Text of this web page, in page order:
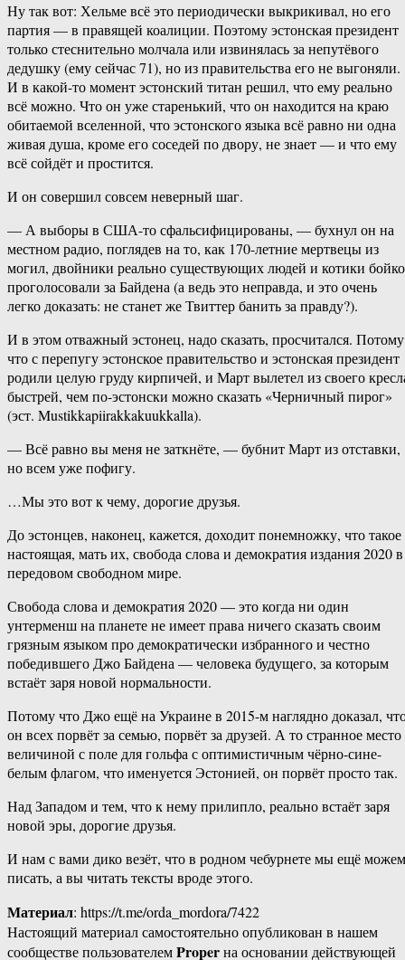
Ну так вот: Хельме всё это периодически выкрикивал, но его
партия — в правящей коалиции. Поэтому эстонская президент
только стеснительно молчала или извинялась за непутёвого
дедушку (ему сейчас 71), но из правительства его не выгоняли.
И в какой-то момент эстонский титан решил, что ему реально
всё можно. Что он уже старенький, что он находится на краю
обитаемой вселенной, что эстонского языка всё равно ни одна
живая душа, кроме его соседей по двору, не знает — и что ему
всё сойдёт и простится.
И он совершил совсем неверный шаг.
— А выборы в США-то сфальсифицированы, — бухнул он на
местном радио, поглядев на то, как 170-летние мертвецы из
могил, двойники реально существующих людей и котики бойко
проголосовали за Байдена (а ведь это неправда, и это очень
легко доказать: не станет же Твиттер банить за правду?).
И в этом отважный эстонец, надо сказать, просчитался. Потому
что с перепугу эстонское правительство и эстонская президент
родили целую груду кирпичей, и Март вылетел из своего
быстрей, чем по-эстонски можно сказать «Черничный пирог»
(эст. Mustikkapiirakkakuukkalla).
— Всё равно вы меня не заткнёте, — бубнит Март из отставки,
но всем уже пофигу.
…Мы это вот к чему, дорогие друзья.
До эстонцев, наконец, кажется, доходит понемножку, что такое
настоящая, мать их, свобода слова и демократия издания 2020 в
передовом свободном мире.
Свобода слова и демократия 2020 — это когда ни один
унтерменш на планете не имеет права ничего сказать своим
грязным языком про демократически избранного и честно
победившего Джо Байдена — человека будущего, за которым
встаёт заря новой нормальности.
Потому что Джо ещё на Украине в 2015-м наглядно доказал,
он всех порвёт за семью, порвёт за друзей. А то странное место
величиной с поле для гольфа с оптимистичным чёрно-сине-
белым флагом, что именуется Эстонией, он порвёт просто так.
Над Западом и тем, что к нему прилипло, реально встаёт заря
новой эры, дорогие друзья.
И нам с вами дико везёт, что в родном чебурнете мы ещё можем
писать, а вы читать тексты вроде этого.
Материал: https://t.me/orda_mordora/7422
Настоящий материал самостоятельно опубликован в нашем
сообществе пользователемProperна основании действующей